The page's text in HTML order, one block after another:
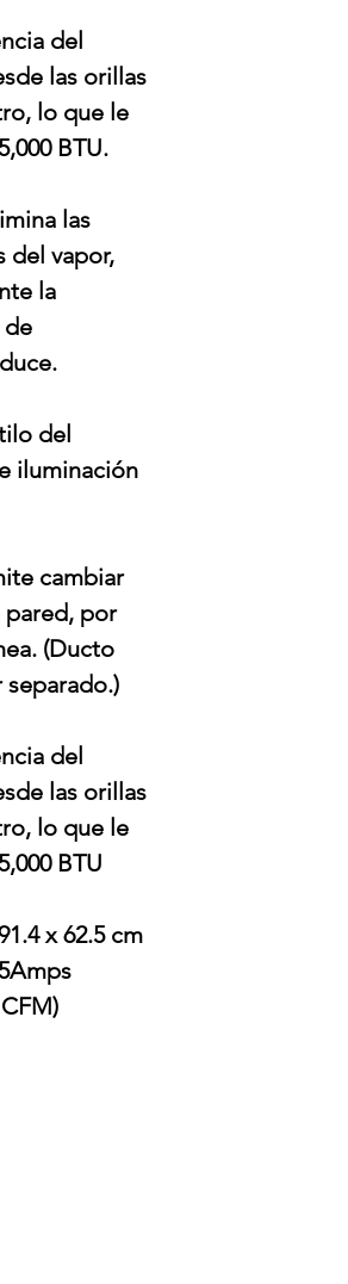
del
las orillas
lo que le
BTU.
las
del vapor,
la
de
del
iluminación
cambiar
pared, por
(Ducto
del
las orillas
lo que le
BTU
x 62.5 cm